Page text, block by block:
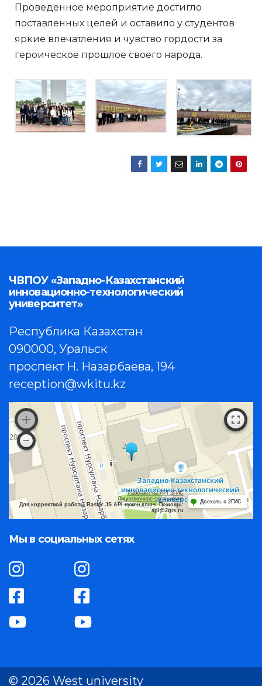
Проведенное мероприятие достигло
поставленных целей и оставило у студентов
яркие впечатления и чувство гордости за
героическое прошлое своего народа.
ЧВПОУ «Западно-Казахстанский
инновационно-технологический
университет»
Республика Казахстан
090000, Уральск
проспект Н. Назарбаева, 194
reception@wkitu.kz
Работает на API 2ГИС
Лицензионное соглашение
Для корректной работы Raster JS API нужен ключ. Помощь:
api@2gis.ru
Доехать с 2ГИС
Мы в социальных сетях
© 2026 West university